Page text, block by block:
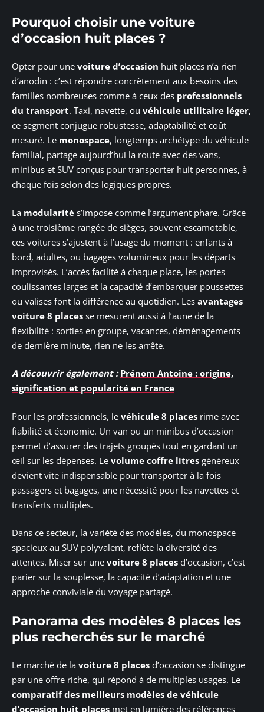
Pourquoi choisir une voiture
d’occasion huit places ?
Opter pour une voiture d’occasion huit places n’a rien
d’anodin : c’est répondre concrètement aux besoins des
familles nombreuses comme à ceux des professionnels
du transport. Taxi, navette, ou véhicule utilitaire léger,
ce segment conjugue robustesse, adaptabilité et coût
mesuré. Le monospace, longtemps archétype du véhicule
familial, partage aujourd’hui la route avec des vans,
minibus et SUV conçus pour transporter huit personnes, à
chaque fois selon des logiques propres.
La modularité s’impose comme l’argument phare. Grâce
à une troisième rangée de sièges, souvent escamotable,
ces voitures s’ajustent à l’usage du moment : enfants à
bord, adultes, ou bagages volumineux pour les départs
improvisés. L’accès facilité à chaque place, les portes
coulissantes larges et la capacité d’embarquer poussettes
ou valises font la différence au quotidien. Les avantages
voiture 8 places se mesurent aussi à l’aune de la
flexibilité : sorties en groupe, vacances, déménagements
de dernière minute, rien ne les arrête.
A découvrir également : Prénom Antoine : origine,
signification et popularité en France
Pour les professionnels, le véhicule 8 places rime avec
fiabilité et économie. Un van ou un minibus d’occasion
permet d’assurer des trajets groupés tout en gardant un
œil sur les dépenses. Le volume coffre litres généreux
devient vite indispensable pour transporter à la fois
passagers et bagages, une nécessité pour les navettes et
transferts multiples.
Dans ce secteur, la variété des modèles, du monospace
spacieux au SUV polyvalent, reflète la diversité des
attentes. Miser sur une voiture 8 places d’occasion, c’est
parier sur la souplesse, la capacité d’adaptation et une
approche conviviale du voyage partagé.
Panorama des modèles 8 places les
plus recherchés sur le marché
Le marché de la voiture 8 places d’occasion se distingue
par une offre riche, qui répond à de multiples usages. Le
comparatif des meilleurs modèles de véhicule
d’occasion huit places met en lumière des références